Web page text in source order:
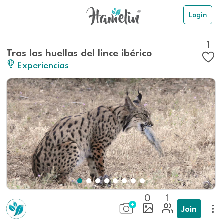
Login
Tras las huellas del lince ibérico
Experiencias
1
0 1
Join